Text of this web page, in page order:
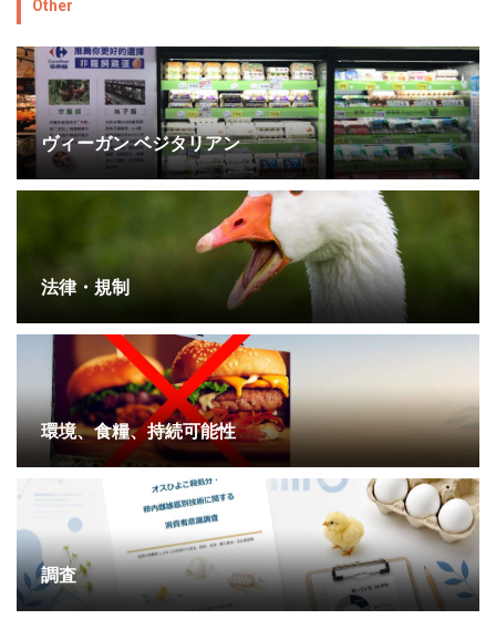
Other
ヴィーガン ベジタリアン
法律・規制
環境、食糧、持続可能性
調査